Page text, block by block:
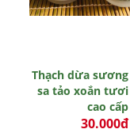
Thạch dừa sương
sa tảo xoắn tươi
cao cấp
30.000đ